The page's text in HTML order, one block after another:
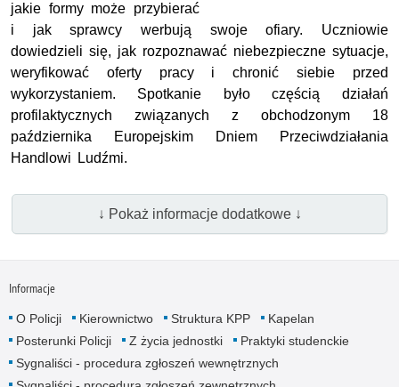
jakie formy może przybierać
i jak sprawcy werbują swoje ofiary. Uczniowie
dowiedzieli się, jak rozpoznawać niebezpieczne sytuacje,
weryfikować oferty pracy i chronić siebie przed
wykorzystaniem. Spotkanie było częścią działań
profilaktycznych związanych z obchodzonym 18
października Europejskim Dniem Przeciwdziałania
Handlowi Ludźmi.
↓ Pokaż informacje dodatkowe ↓
Informacje
O Policji Kierownictwo Struktura KPP
Kapelan
Posterunki Policji
Z życia jednostki
Praktyki studenckie
Sygnaliści - procedura zgłoszeń wewnętrznych